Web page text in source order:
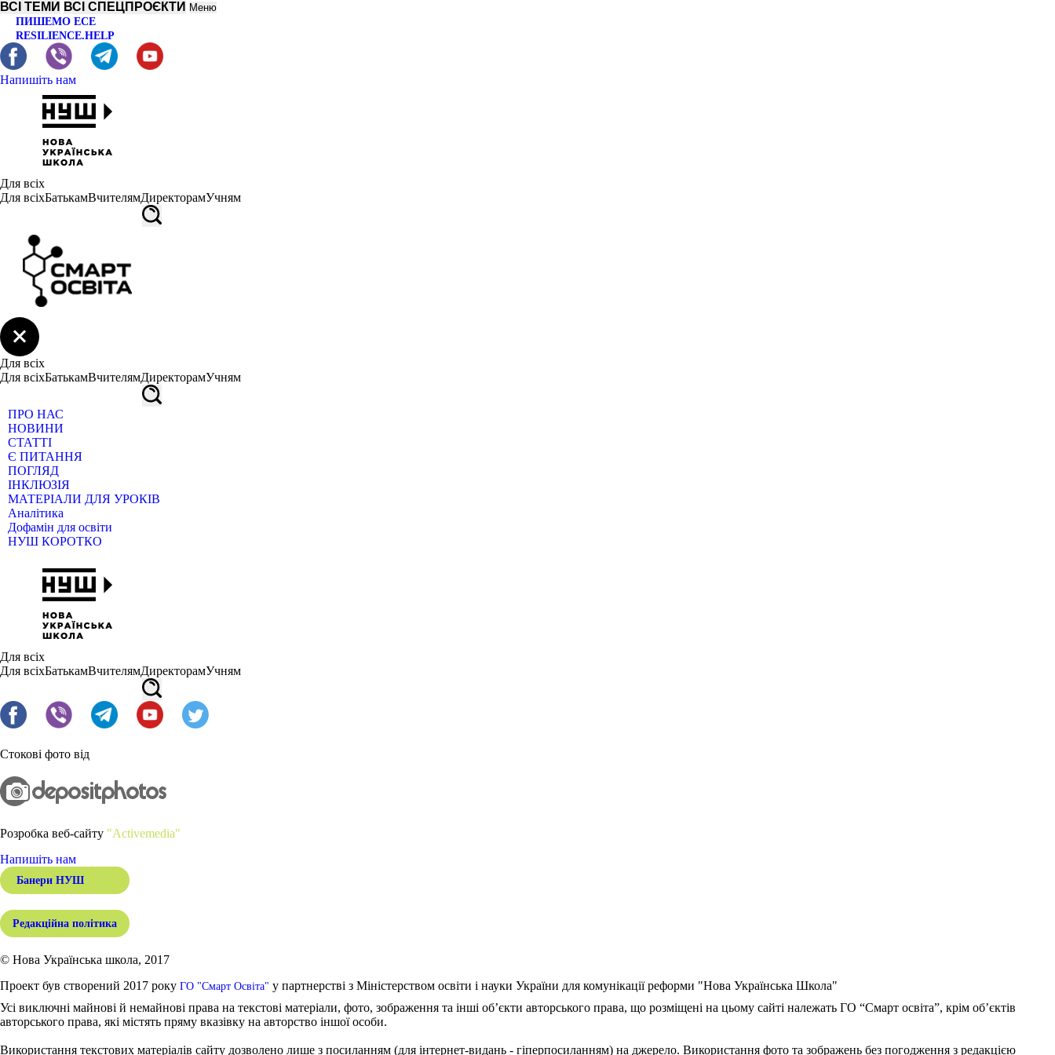
ВСІ ТЕМИ ВСІ СПЕЦПРОЄКТИ Меню
ПИШЕМО ЕСЕ
RESILIENCE.HELP
Напишіть нам
Для всіх
Для всіхБатькамВчителямДиректорамУчням
Для всіх
Для всіхБатькамВчителямДиректорамУчням
ПРО НАС
НОВИНИ
СТАТТІ
Є ПИТАННЯ
ПОГЛЯД
ІНКЛЮЗІЯ
МАТЕРІАЛИ ДЛЯ УРОКІВ
Аналітика
Дофамін для освіти
НУШ КОРОТКО
Для всіх
Для всіхБатькамВчителямДиректорамУчням
Стокові фото від
Розробка веб-сайту "Activemedia"
Напишіть нам
Банери НУШ
Редакційна політика
© Нова Українська школа, 2017
Проект був створений 2017 року ГО "Смарт Освіта" у партнерстві з Міністерством освіти і науки України для комунікації реформи "Нова Українська Школа"
Усі виключні майнові й немайнові права на текстові матеріали, фото, зображення та інші об’єкти авторського права, що розміщені на цьому сайті належать ГО “Смарт освіта”, крім об’єктів
авторського права, які містять пряму вказівку на авторство іншої особи.
Використання текстових матеріалів сайту дозволено лише з посиланням (для інтернет-видань - гіперпосиланням) на джерело. Використання фото та зображень без погодження з редакцією